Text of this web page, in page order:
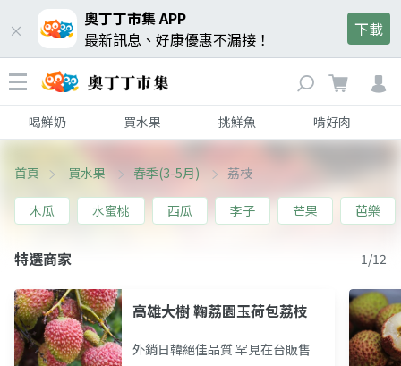
奧丁丁市集 APP
最新訊息、好康優惠不漏接！
下載
喝鮮奶 買水果 挑鮮魚 啃好肉
首頁 買水果 春季(3-5月) 荔枝
木瓜 水蜜桃 西瓜 李子 芒果 芭樂
特選商家 1/12
高雄大樹 鞠荔園玉荷包荔枝
外銷日韓絕佳品質 罕見在台販售